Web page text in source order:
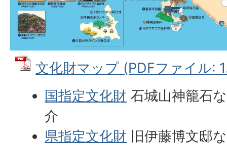
文化財マップ (PDFファイル:
国指定文化財 石城山神籠石
介
県指定文化財 旧伊藤博文邸